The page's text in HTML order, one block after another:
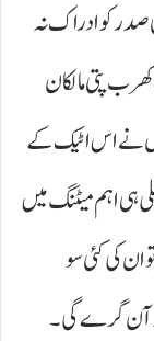
صدر کو ادراک نہ
پتی مالکان
نے اس اٹیک کے
ہی اہم میٹنگ میں
ان کی کئی سو
پر آن گرے گی۔